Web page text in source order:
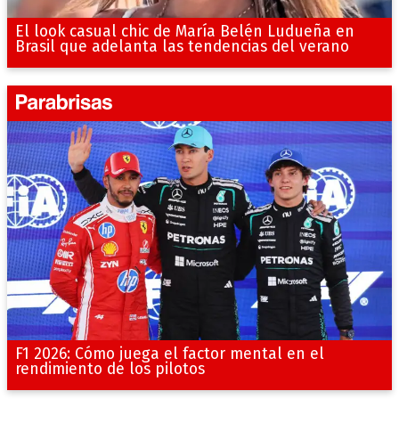
El look casual chic de María Belén Ludueña en
Brasil que adelanta las tendencias del verano
F1 2026: Cómo juega el factor mental en el
rendimiento de los pilotos